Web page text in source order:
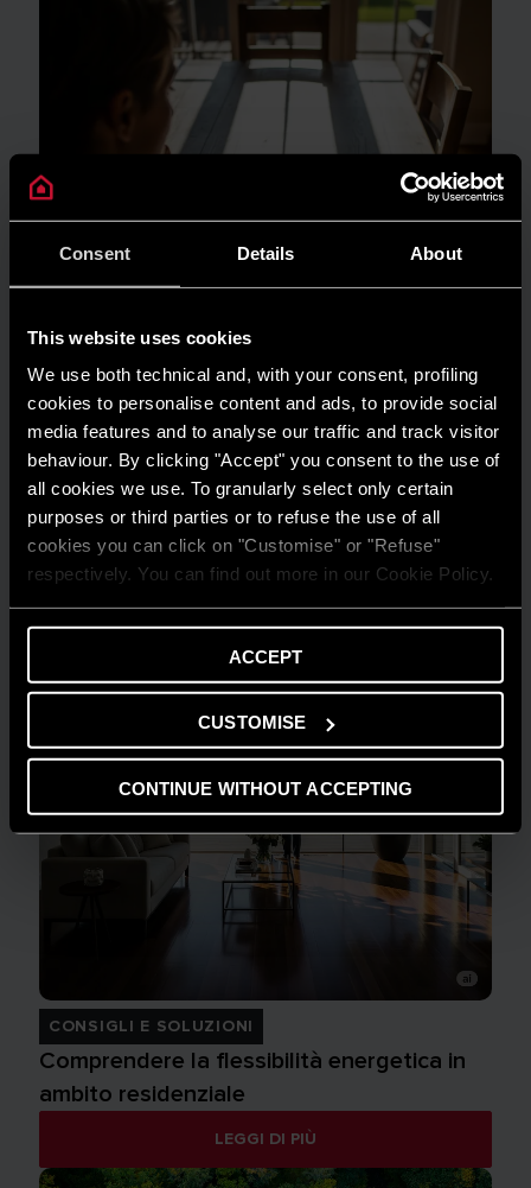
Consent Details About
This website uses cookies
We use both technical and, with your consent, profiling
cookies to personalise content and ads, to provide social
media features and to analyse our traffic and track visitor
behaviour. By clicking "Accept" you consent to the use of
all cookies we use. To granularly select only certain
purposes or third parties or to refuse the use of all
cookies you can click on "Customise" or "Refuse"
respectively. You can find out more in our Cookie Policy.
ACCEPT
CUSTOMISE
CONTINUE WITHOUT ACCEPTING
GUIDA AL RISPARMIO
Quanto consuma un condizionatore?
LEGGI DI PIÙ
CONSIGLI E SOLUZIONI
Comprendere la flessibilità energetica in
ambito residenziale
LEGGI DI PIÙ